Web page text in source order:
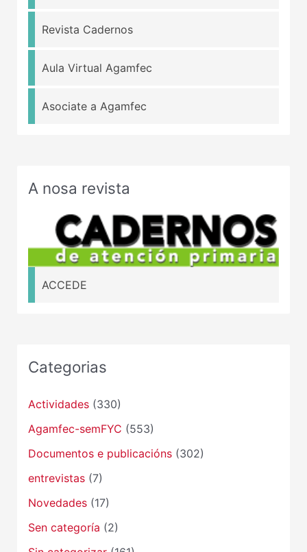
Revista Cadernos
Aula Virtual Agamfec
Asociate a Agamfec
A nosa revista
ACCEDE
Categorias
Actividades(330)
Agamfec-semFYC (553)
Documentos e publicacións(302)
entrevistas(7)
Novedades(17)
Sen categoría (2)